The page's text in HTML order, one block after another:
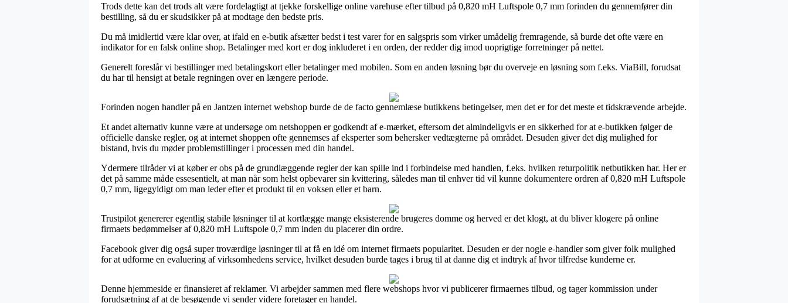
Trods dette kan det trods alt være fordelagtigt at tjekke forskellige online varehuse efter tilbud på 0,820 mH Luftspole 0,7 mm forinden du gennemfører din
bestilling, så du er skudsikker på at modtage den bedste pris.
Du må imidlertid være klar over, at ifald en e-butik afsætter bedst i test varer for en salgspris som virker umådelig fremragende, så burde det ofte være en
indikator for en falsk online shop. Betalinger med kort er dog inkluderet i en orden, der redder dig imod uoprigtige forretninger på nettet.
Generelt foreslår vi bestillinger med betalingskort eller betalinger med mobilen. Som en anden løsning bør du overveje en løsning som f.eks. ViaBill, forudsat
du har til hensigt at betale regningen over en længere periode.
Forinden nogen handler på en Jantzen internet webshop burde de de facto gennemlæse butikkens betingelser, men det er for det meste et tidskrævende arbejde.
Et andet alternativ kunne være at undersøge om netshoppen er godkendt af e-mærket, eftersom det almindeligvis er en sikkerhed for at e-butikken følger de
officielle danske regler, og at internet shoppen ofte gennemses af eksperter som behersker vedtægterne på området. Desuden giver det dig mulighed for
bistand, hvis du møder problemstillinger i processen med din handel.
Ydermere tilråder vi at køber er obs på de grundlæggende regler der kan spille ind i forbindelse med handlen, f.eks. hvilken returpolitik netbutikken har. Her er
det på samme måde essesentielt, at man når som helst opbevarer sin kvittering, således man til enhver tid vil kunne dokumentere ordren af 0,820 mH Luftspole
0,7 mm, ligegyldigt om man leder efter et produkt til en voksen eller et barn.
Trustpilot genererer egentlig stabile løsninger til at kortlægge mange eksisterende brugeres domme og herved er det klogt, at du bliver klogere på online
firmaets bedømmelser af 0,820 mH Luftspole 0,7 mm inden du placerer din ordre.
Facebook giver dig også super troværdige løsninger til at få en idé om internet firmaets popularitet. Desuden er der nogle e-handler som giver folk mulighed
for at udforme en evaluering af virksomhedens service, hvilket desuden burde tages i brug til at danne dig et indtryk af hvor tilfredse kunderne er.
Denne hjemmeside er finansieret af reklamer. Vi arbejder sammen med flere webshops hvor vi publicerer firmaernes tilbud, og tager kommission under
forudsætning af at de besøgende vi sender videre foretager en handel.